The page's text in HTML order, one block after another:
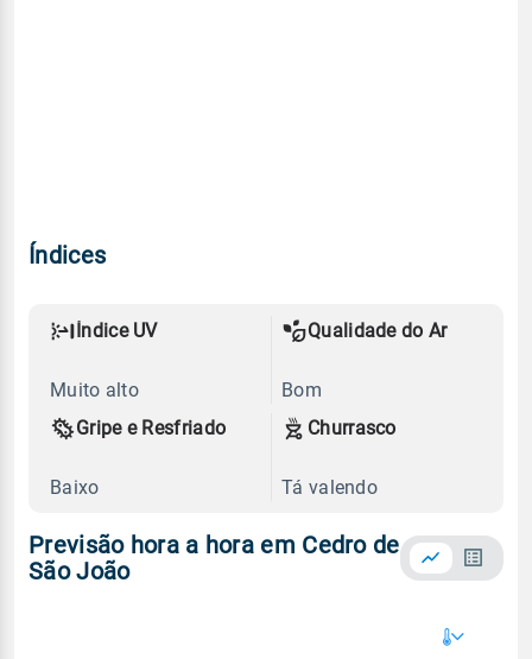
Índices
Índice UV
Muito alto
Qualidade do Ar
Bom
Gripe e Resfriado
Baixo
Churrasco
Tá valendo
Previsão hora a hora em Cedro de
São João